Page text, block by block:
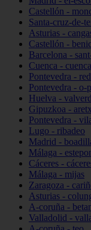
Castellón -
Santa-cruz-de-
Asturias -
Castellón -
Barcelona -
Cuenca - cuenca
Pontevedra -
Pontevedra - o-
Huelva -
Gipuzkoa -
Pontevedra -
Lugo - ribadeo
Madrid -
Málaga -
Cáceres -
Málaga - mijas
Zaragoza -
Asturias -
A-coruña -
Valladolid -